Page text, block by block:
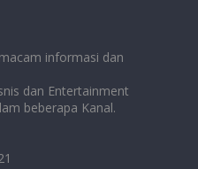
informasi dan
dan Entertainment
beberapa Kanal.